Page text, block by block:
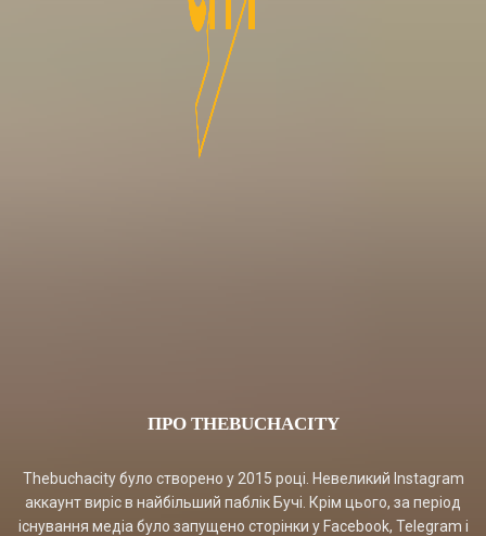
ПРО THEBUCHACITY
Thebuchacity було створено у 2015 році. Невеликий Instagram
аккаунт виріс в найбільший паблік Бучі. Крім цього, за період
існування медіа було запущено сторінки у Facebook, Telegram і